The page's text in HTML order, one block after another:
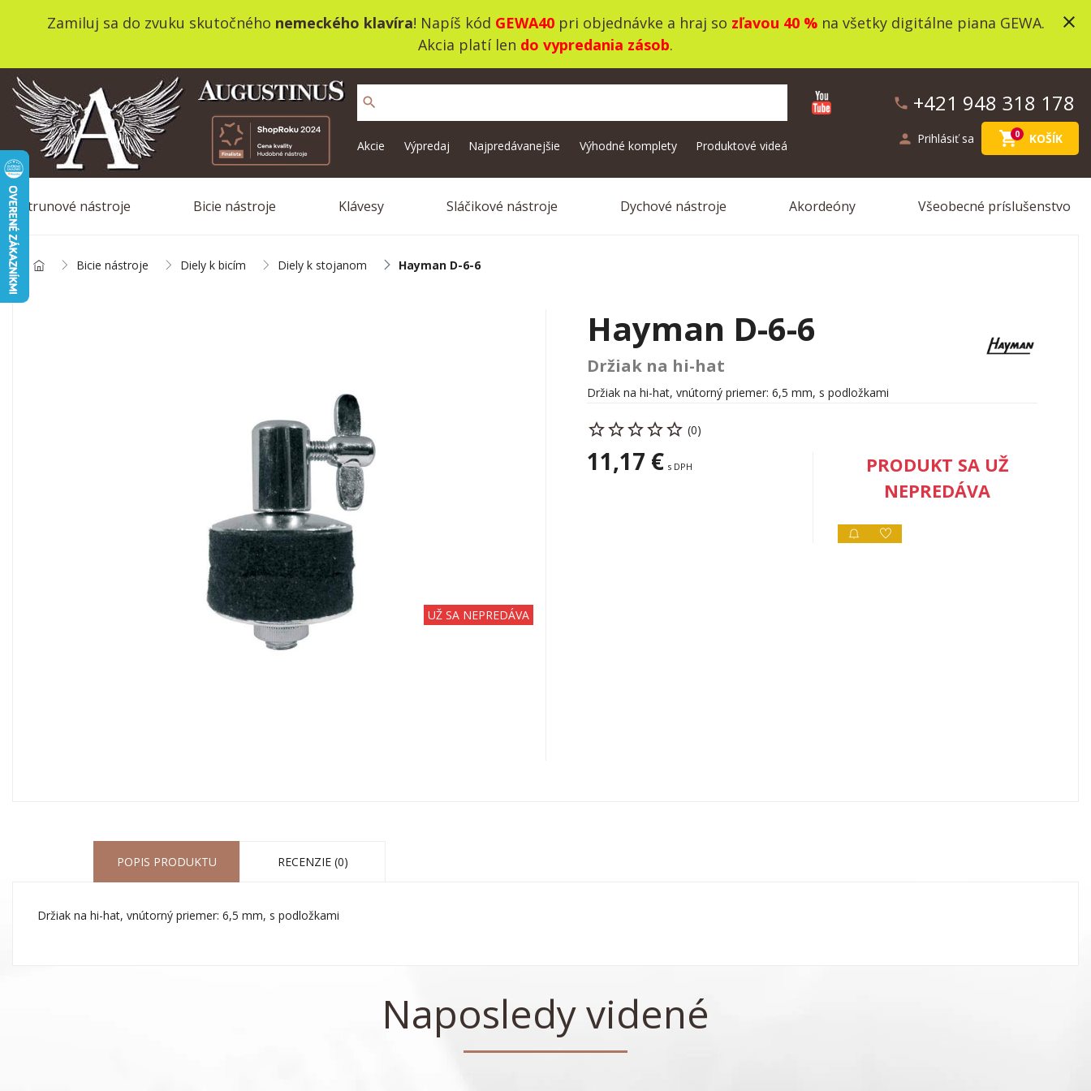
Zamiluj sa do zvuku skutočného nemeckého klavíra! Napíš kód GEWA40pri objednávke a hraj so zľavou 40 %na všetky digitálne piana GEWA.
Akcia platí len do vypredania zásob.
close
phone +421 948 318 178
person Prihlásiť sa shopping_cart0 KOŠÍK
search
Akcie Výpredaj Najpredávanejšie Výhodné komplety Produktové videá
Strunové nástroje Bicie nástroje Klávesy Sláčikové nástroje Dychové nástroje Akordeóny Všeobecné príslušenstvo
Bicie nástroje Diely k bicím Diely k stojanom Hayman D-6-6
UŽ SA NEPREDÁVA
Hayman D-6-6
Držiak na hi-hat
Držiak na hi-hat, vnútorný priemer: 6,5 mm, s podložkami
(0)
11,17 € s DPH
PRODUKT SA UŽ
NEPREDÁVA
POPIS PRODUKTU RECENZIE (0)
Držiak na hi-hat, vnútorný priemer: 6,5 mm, s podložkami
Naposledy videné